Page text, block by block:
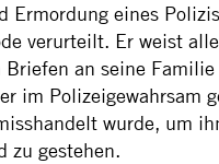
Ermordung eines
verurteilt. Er weist
an seine Familie
im Polizeigewahrsam
wurde, um
zu gestehen.